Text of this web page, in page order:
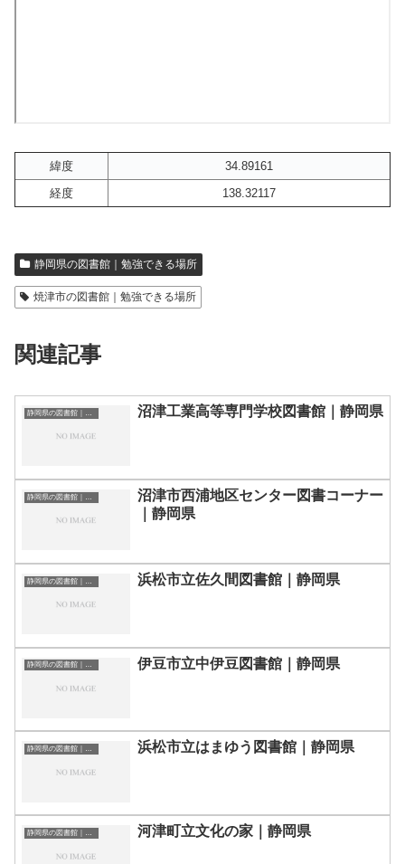
緯度
34.89161
経度
138.32117
静岡県の図書館｜勉強できる場所
焼津市の図書館｜勉強できる場所
関連記事
沼津工業高等専門学校図書館｜静岡県
沼津市西浦地区センター図書コーナー
｜静岡県
浜松市立佐久間図書館｜静岡県
静岡県の図書館｜勉強できる場所 伊豆市立中伊豆図書館｜静岡県
静岡県の図書館｜勉強できる場所 浜松市立はまゆう図書館｜静岡県
静岡県の図書館｜勉強できる場所 河津町立文化の家｜静岡県